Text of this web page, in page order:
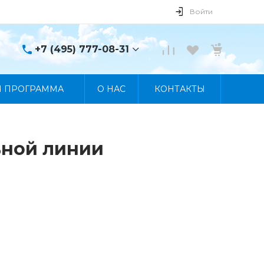
Войти
+7 (495) 777-08-31
+7 (495) 777-08-31
ПРОГРАММА О НАС КОНТАКТЫ
линии